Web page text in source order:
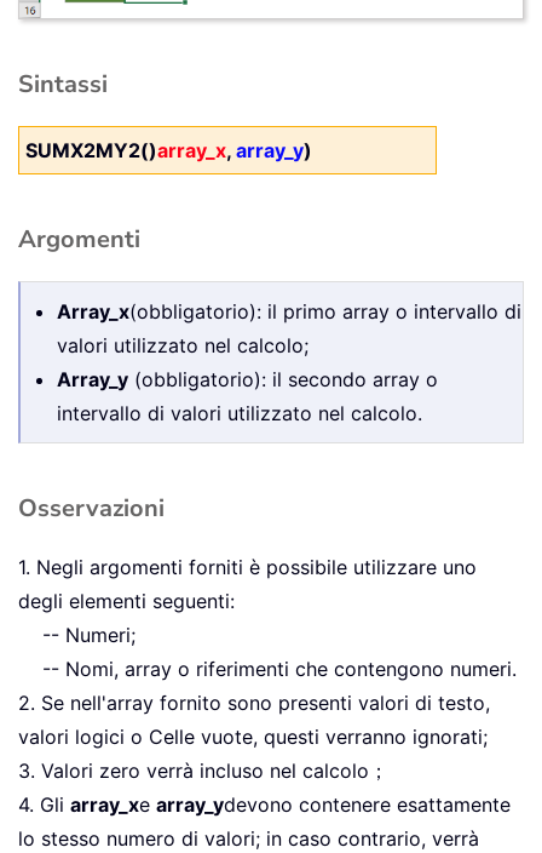
Sintassi
SUMX2MY2()array_x, array_y)
Argomenti
Array_x(obbligatorio): il primo array o intervallo di
valori utilizzato nel calcolo;
Array_y (obbligatorio): il secondo array o
intervallo di valori utilizzato nel calcolo.
Osservazioni
1. Negli argomenti forniti è possibile utilizzare uno
degli elementi seguenti:
-- Numeri;
-- Nomi, array o riferimenti che contengono numeri.
2. Se nell'array fornito sono presenti valori di testo,
valori logici o Celle vuote, questi verranno ignorati;
3. Valori zero verrà incluso nel calcolo；
4. Gli array_xe array_ydevono contenere esattamente
lo stesso numero di valori; in caso contrario, verrà